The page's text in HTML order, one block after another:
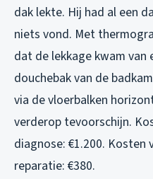
dak lekte. Hij had al een
niets vond. Met
dat de lekkage kwam van
douchebak van de
via de vloerbalken
verderop tevoorschijn.
diagnose: €1.200. Kosten
reparatie: €380.